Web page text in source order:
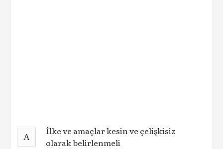
A
İlke ve amaçlar kesin ve çelişkisiz
olarak belirlenmeli